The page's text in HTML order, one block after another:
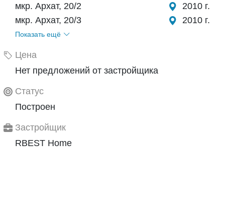
мкр. Архат, 20/2
2010 г.
мкр. Архат, 20/3
2010 г.
Показать ещё
Цена
Нет предложений от застройщика
Статус
Построен
Застройщик
RBEST Home